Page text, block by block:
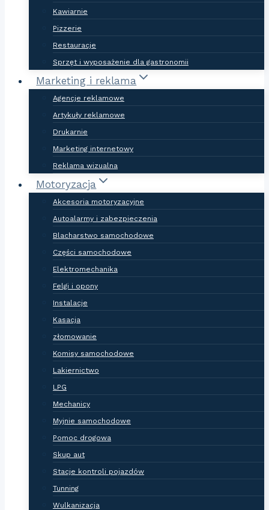
Kawiarnie
Pizzerie
Restauracje
Sprzęt i wyposażenie dla gastronomii
Marketing i reklama
Agencje reklamowe
Artykuły reklamowe
Drukarnie
Marketing internetowy
Reklama wizualna
Motoryzacja
Akcesoria motoryzacyjne
Autoalarmy i zabezpieczenia
Blacharstwo samochodowe
Części samochodowe
Elektromechanika
Felgi i opony
Instalacje
Kasacja
złomowanie
Komisy samochodowe
Lakiernictwo
LPG
Mechanicy
Myjnie samochodowe
Pomoc drogowa
Skup aut
Stacje kontroli pojazdów
Tunning
Wulkanizacja